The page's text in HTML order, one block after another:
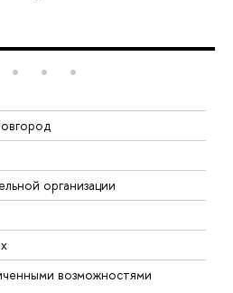
организации
возможностями